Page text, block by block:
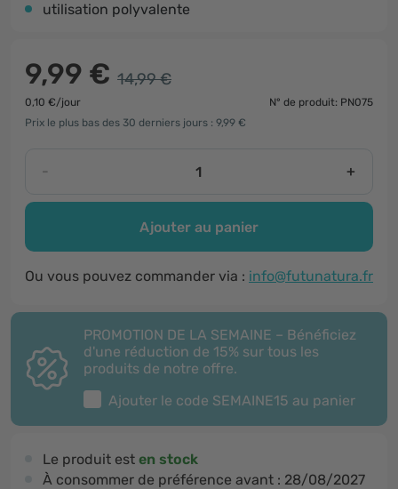
utilisation polyvalente
9,99 € 14,99 €
0,10 €/jour
N° de produit: PN075
Prix le plus bas des 30 derniers jours : 9,99 €
- +
Ajouter au panier
Ou vous pouvez commander via : info@futunatura.fr
PROMOTION DE LA SEMAINE – Bénéficiez
d'une réduction de 15% sur tous les
produits de notre offre.
Ajouter le code SEMAINE15 au panier
Le produit est en stock
À consommer de préférence avant : 28/08/2027